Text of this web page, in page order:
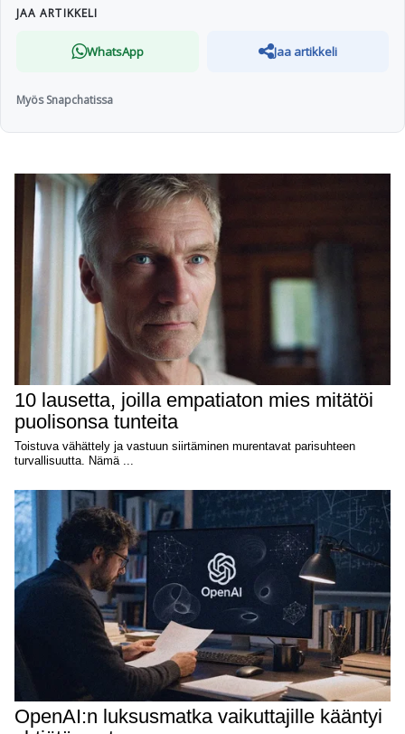
JAA ARTIKKELI
WhatsApp Jaa artikkeli
Myös Snapchatissa